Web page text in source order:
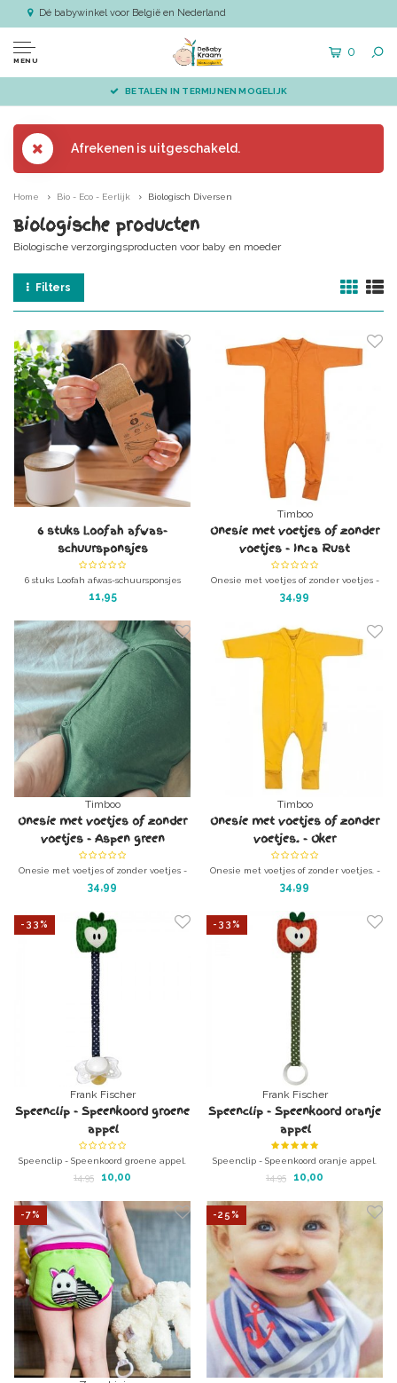
Dé babywinkel voor België en Nederland
MENU
0
BETALEN IN TERMIJNEN MOGELIJK
Afrekenen is uitgeschakeld.
Home Bio - Eco - Eerlijk Biologisch Diversen
Biologische producten
Biologische verzorgingsproducten voor baby en moeder
Filters
6 stuks Loofah afwas-
schuursponsjes
6 stuks Loofah afwas-schuursponsjes
Herbruikbare en volledig biologisch
NO MORE WASTE!!
11,95
Timboo
Onesie met voetjes of zonder
voetjes - Inca Rust
Onesie met voetjes of zonder voetjes -
Inca Rust
34,99
Timboo
Onesie met voetjes of zonder
voetjes - Aspen green
Onesie met voetjes of zonder voetjes -
Aspen green
katoen
34,99
Timboo
Onesie met voetjes of zonder
voetjes. - Oker
Onesie met voetjes of zonder voetjes. -
Oker
katoen
34,99
-33%
Frank Fischer
Speenclip - Speenkoord groene
appel
Speenclip - Speenkoord groene appel.
Merk: Franck Fischer.
14,95 10,00
-33%
Frank Fischer
Speenclip - Speenkoord oranje
appel
Speenclip - Speenkoord oranje appel.
Merk: Franck Fischer.
14,95 10,00
-7% -25%